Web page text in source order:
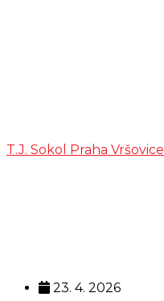
T.J. Sokol Praha Vršovice
23. 4. 2026